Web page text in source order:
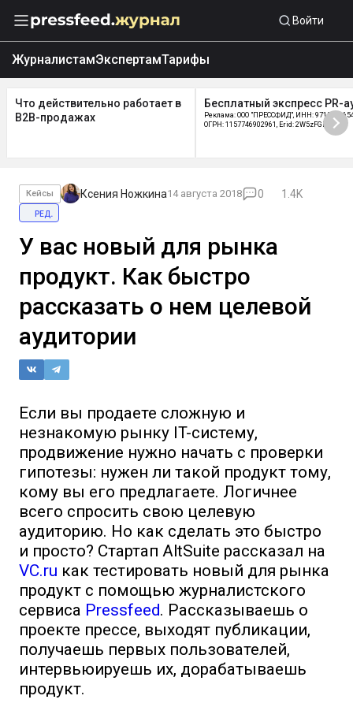
Войти
ЖурналистамЭкспертамТарифы
Что действительно работает в
B2B-продажах
Бесплатный экспресс PR-
Реклама: ООО "ПРЕССФИД", ИНН:
ОГРН: 1157746902961, Erid: 2W5zFGDycPz
Кейсы Ксения Ножкина14 августа 2018 0
1.4K
ред.
У вас новый для рынка
продукт. Как быстро
рассказать о нем целевой
аудитории
Если вы продаете сложную и
незнакомую рынку IT-систему,
продвижение нужно начать с проверки
гипотезы: нужен ли такой продукт тому,
кому вы его предлагаете. Логичнее
всего спросить свою целевую
аудиторию. Но как сделать это быстро
и просто? Стартап AltSuite рассказал на
VC.ru как тестировать новый для рынка
продукт с помощью журналистского
сервиса Pressfeed. Рассказываешь о
проекте прессе, выходят публикации,
получаешь первых пользователей,
интервьюируешь их, дорабатываешь
продукт.